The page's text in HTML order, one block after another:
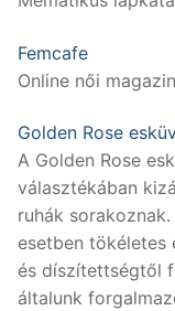
Femcafe
Online női
Golden Rose
A Golden Rose
választékában
ruhák
esetben tökéletes
és díszítettségtől
általunk